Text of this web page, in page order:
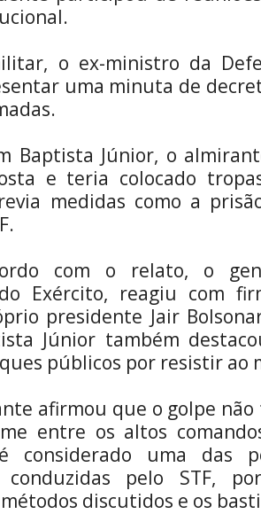
o ex-ministro da
uma minuta de
Baptista Júnior, o
e teria colocado
medidas como a
com o relato, o
Exército, reagiu com
presidente Jair
Júnior também
públicos por resistir ao
afirmou que o golpe
entre os altos
considerado uma das
conduzidas pelo STF,
discutidos e os